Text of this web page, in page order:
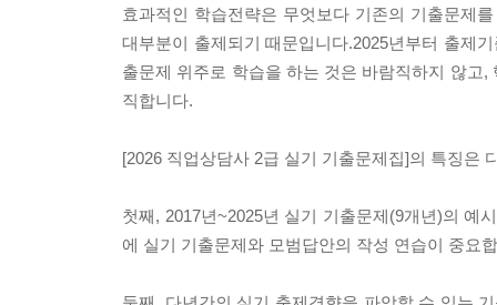
효과적인 학습전략은 무엇보다 기존의 기출문제
대부분이 출제되기 때문입니다.2025년부터 출제
출문제 위주로 학습을 하는 것은 바람직하지 않고
직합니다.
[2026 직업상담사 2급 실기 기출문제집]의 특징은
첫째, 2017년~2025년 실기 기출문제(9개년)의 예
에 실기 기출문제와 모범답안의 작성 연습이 중요